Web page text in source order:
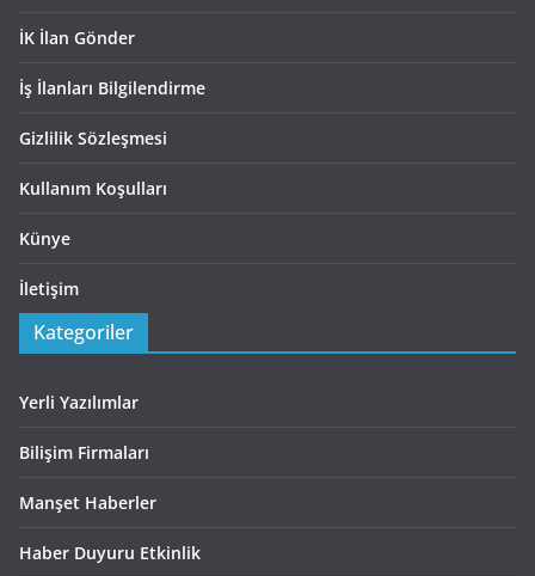
İK İlan Gönder
İş İlanları Bilgilendirme
Gizlilik Sözleşmesi
Kullanım Koşulları
Künye
İletişim
Kategoriler
Yerli Yazılımlar
Bilişim Firmaları
Manşet Haberler
Haber Duyuru Etkinlik